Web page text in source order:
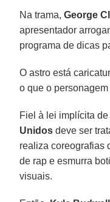
Na trama, George
apresentador
programa de dicas
O astro está
o que o personagem
Fiel à lei implícita
Unidos deve ser
realiza coreografias
de rap e esmurra
visuais.